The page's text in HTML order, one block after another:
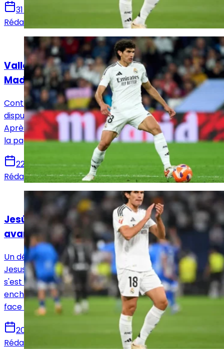
31 mai 2025
Rédaction Le Journal du Real
Actualités
Vallejo, une dernière danse avec le Real
Madrid
Contre la Real Sociedad samedi, Jesús Vallejo
disputera ses dernières minutes sous le maillot blanc.
Après dix ans au club, le défenseur s’apprête à tourner
la page.
22 mai 2025
Rédaction Le Journal du Real
Actualités
Jesús Vallejo, une parenthèse inattendue
avant l’adieu
Un départ du Real Madrid semble inéluctable pour
Jesus Vallejo, mais le défenseur central merengue
s'est tout de même offert une ultime parenthèse
enchantée contre Majorque suivie d'une titularisation
face à Séville.
20 mai 2025
Rédaction Le Journal du Real